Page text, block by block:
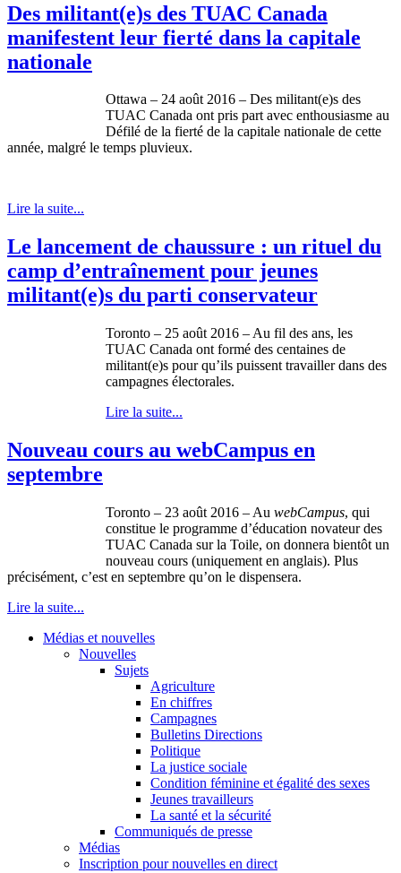
Des militant(e)s des TUAC Canada
manifestent leur fierté dans la capitale
nationale
Ottawa – 24 août 2016 – Des militant(e)s des
TUAC Canada ont pris part avec enthousiasme au
Défilé de la fierté de la capitale nationale de cette
année, malgré le temps pluvieux.
Lire la suite...
Le lancement de chaussure : un rituel du
camp d’entraînement pour jeunes
militant(e)s du parti conservateur
Toronto – 25 août 2016 – Au fil des ans, les
TUAC Canada ont formé des centaines de
militant(e)s pour qu’ils puissent travailler dans des
campagnes électorales.
Lire la suite...
Nouveau cours au webCampus en
septembre
Toronto – 23 août 2016 – Au webCampus, qui
constitue le programme d’éducation novateur des
TUAC Canada sur la Toile, on donnera bientôt un
nouveau cours (uniquement en anglais). Plus
précisément, c’est en septembre qu’on le dispensera.
Lire la suite...
Médias et nouvelles
Nouvelles
Sujets
Agriculture
En chiffres
Campagnes
Bulletins Directions
Politique
La justice sociale
Condition féminine et égalité des sexes
Jeunes travailleurs
La santé et la sécurité
Communiqués de presse
Médias
Inscription pour nouvelles en direct